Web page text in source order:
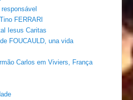
FERRARI
Iesus Caritas
FOUCAULD, una vida
Carlos em Viviers, França